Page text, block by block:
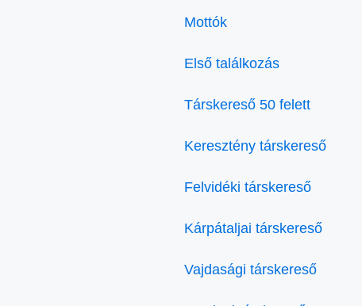
Mottók
Első találkozás
Társkereső 50 felett
Keresztény társkereső
Felvidéki társkereső
Kárpátaljai társkereső
Vajdasági társkereső